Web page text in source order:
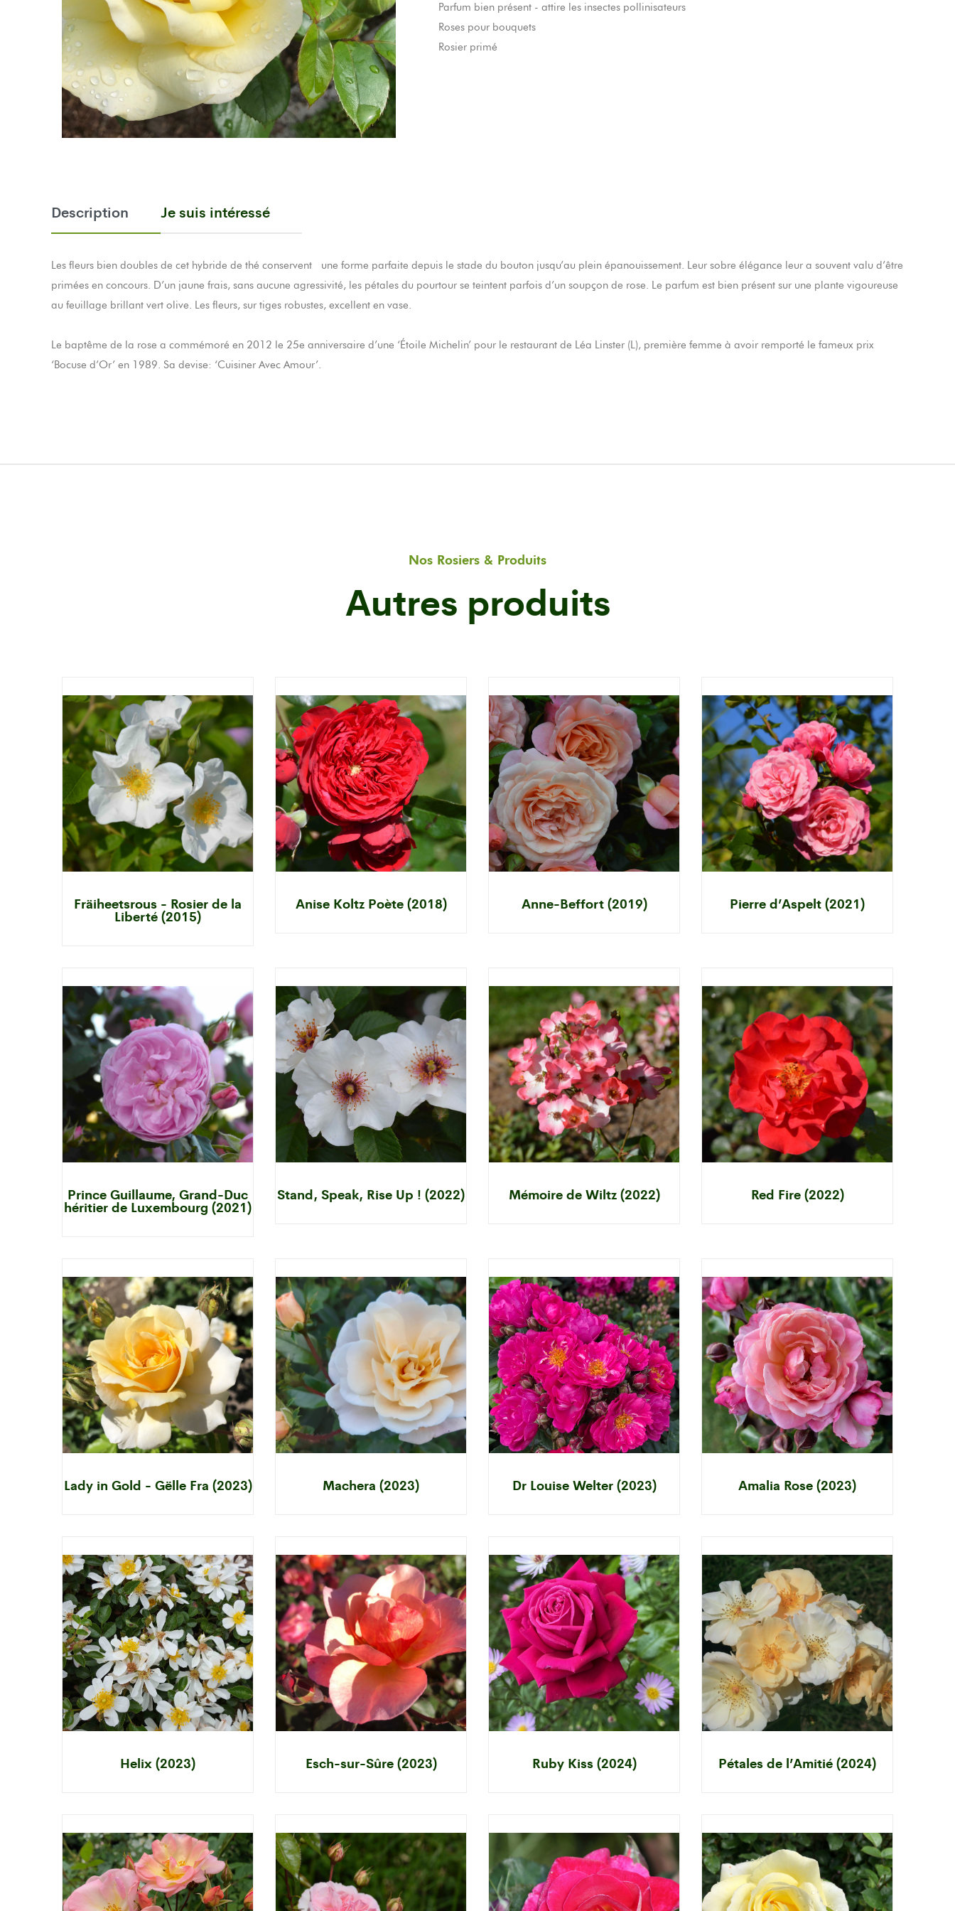
Parfum bien présent - attire les insectes pollinisateurs
Roses pour bouquets
Rosier primé
Description Je suis intéressé
Les fleurs bien doubles de cet hybride de thé conservent une forme parfaite depuis le stade du bouton jusqu’au plein épanouissement. Leur sobre élégance leur a souvent valu d’être
primées en concours. D’un jaune frais, sans aucune agressivité, les pétales du pourtour se teintent parfois d’un soupçon de rose. Le parfum est bien présent sur une plante vigoureuse
au feuillage brillant vert olive. Les fleurs, sur tiges robustes, excellent en vase.
Le baptême de la rose a commémoré en 2012 le 25e anniversaire d’une ‘Étoile Michelin’ pour le restaurant de Léa Linster (L), première femme à avoir remporté le fameux prix
‘Bocuse d’Or’ en 1989. Sa devise: ‘Cuisiner Avec Amour’.
Nos Rosiers & Produits
Autres produits
Fräiheetsrous - Rosier de la
Liberté (2015)
Anise Koltz Poète (2018) Anne-Beffort (2019) Pierre d’Aspelt (2021)
Prince Guillaume, Grand-Duc
héritier de Luxembourg (2021)
Stand, Speak, Rise Up ! (2022) Mémoire de Wiltz (2022) Red Fire (2022)
Lady in Gold - Gëlle Fra (2023) Machera (2023) Dr Louise Welter (2023) Amalia Rose (2023)
Helix (2023) Esch-sur-Sûre (2023) Ruby Kiss (2024) Pétales de l’Amitié (2024)